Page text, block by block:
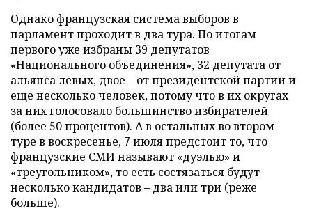
Однако французская система выборов в
парламент проходит в два тура. По итогам
первого уже избраны 39 депутатов
«Национального объединения», 32 депутата от
альянса левых, двое – от президентской партии и
еще несколько человек, потому что в их округах
за них голосовало большинство избирателей
(более 50 процентов). А в остальных во втором
туре в воскресенье, 7 июля предстоит то, что
французские СМИ называют «дуэлью» и
«треугольником», то есть состязаться будут
несколько кандидатов – два или три (реже
больше).